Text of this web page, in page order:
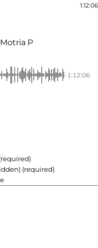
1:12:06
P
-1:12:06
(required)